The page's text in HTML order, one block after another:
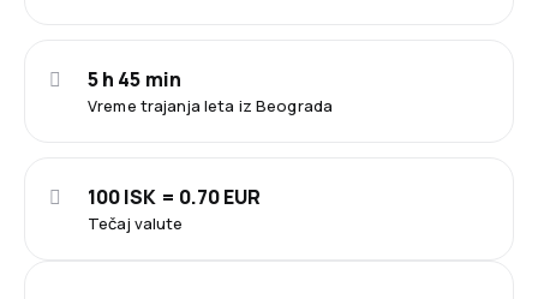
Vreme trajanja leta iz Beograda
5 h 45 min
Tečaj valute
100 ISK = 0.70 EUR